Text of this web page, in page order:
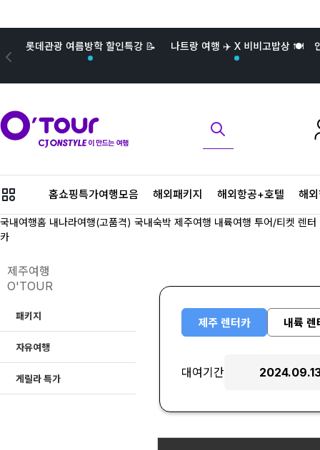
롯데관광 여름방학 할인특강 📝 나트랑 여행 ✈️ X 비비고밥상 🍽️
메
버
튼
홈쇼핑특가여행모음 해외패키지 해외항공+호텔 해
국내여행홈 내나라여행(고품격) 국내숙박 제주여행 내륙여행 투어/티켓 렌터
카
제주여행
O'TOUR
패키지
자유여행
게릴라 특가
제주 렌터카 내륙 렌
대여기간